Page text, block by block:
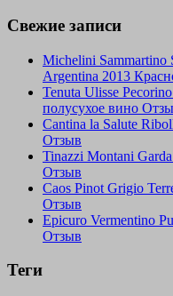
Свежие записи
Michelini Sammartino
Argentina 2013
Tenuta Ulisse
полусухое вино
Cantina la Salute
Отзыв
Tinazzi Montani
Отзыв
Caos Pinot Grigio
Отзыв
Epicuro Vermentino
Отзыв
Теги